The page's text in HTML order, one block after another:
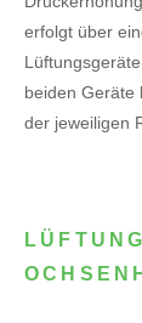
erfolgt über
beiden Geräte
der jeweiligen